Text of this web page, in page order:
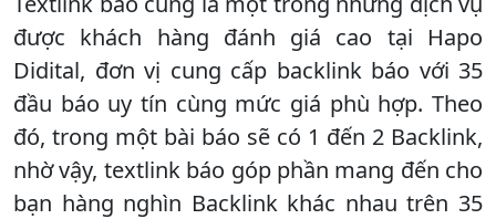
được khách hàng đánh giá cao tại Hapo
Didital, đơn vị cung cấp backlink báo với 35
đầu báo uy tín cùng mức giá phù hợp. Theo
đó, trong một bài báo sẽ có 1 đến 2 Backlink,
nhờ vậy, textlink báo góp phần mang đến cho
bạn hàng nghìn Backlink khác nhau trên 35